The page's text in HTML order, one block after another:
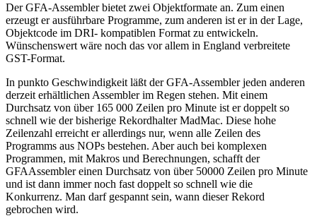
Der GFA-Assembler bietet zwei Objektformate an. Zum einen
erzeugt er ausführbare Programme, zum anderen ist er in der Lage,
Objektcode im DRI- kompatiblen Format zu entwickeln.
Wünschenswert wäre noch das vor allem in England verbreitete
GST-Format.
In punkto Geschwindigkeit läßt der GFA-Assembler jeden anderen
derzeit erhältlichen Assembler im Regen stehen. Mit einem
Durchsatz von über 165 000 Zeilen pro Minute ist er doppelt so
schnell wie der bisherige Rekordhalter MadMac. Diese hohe
Zeilenzahl erreicht er allerdings nur, wenn alle Zeilen des
Programms aus NOPs bestehen. Aber auch bei komplexen
Programmen, mit Makros und Berechnungen, schafft der
GFAAssembler einen Durchsatz von über 50000 Zeilen pro Minute
und ist dann immer noch fast doppelt so schnell wie die
Konkurrenz. Man darf gespannt sein, wann dieser Rekord
gebrochen wird.